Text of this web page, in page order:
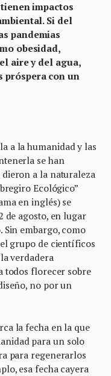
impactos
Si del
pandemias
obesidad,
aire y del agua,
próspera con un
a la humanidad y las
se han
a la naturaleza
Ecológico”
en inglés) se
de agosto, en lugar
Sin embargo, como
grupo de científicos
verdadera
todos florecer sobre
no por un
la fecha en la que
para un solo
para regenerarlos
esa fecha cayera